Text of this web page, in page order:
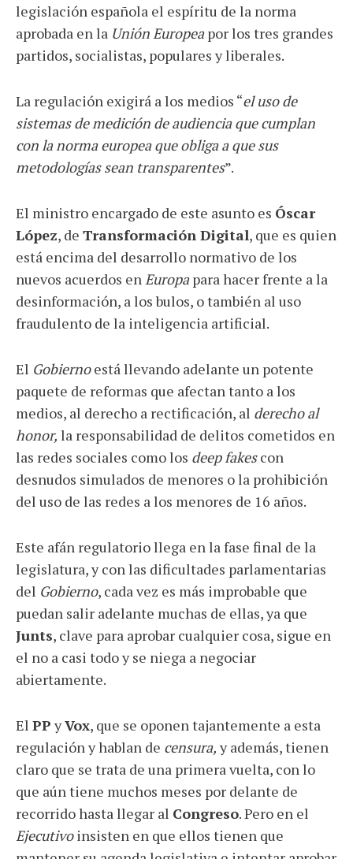
legislación española el espíritu de la norma
aprobada en la Unión Europeapor los tres grandes
partidos, socialistas, populares y liberales.
La regulación exigirá a los medios “el uso de
sistemas de medición de audiencia que cumplan
con la norma europea que obliga a que sus
metodologías sean transparentes”.
El ministro encargado de este asunto es Óscar
López, de Transformación Digital, que es quien
está encima del desarrollo normativo de los
nuevos acuerdos en Europapara hacer frente a la
desinformación, a los bulos, o también al uso
fraudulento de la inteligencia artificial.
El Gobiernoestá llevando adelante un potente
paquete de reformas que afectan tanto a los
medios, al derecho a rectificación, al derecho al
honor, la responsabilidad de delitos cometidos en
las redes sociales como los deep fakescon
desnudos simulados de menores o la prohibición
del uso de las redes a los menores de 16 años.
Este afán regulatorio llega en la fase final de la
legislatura, y con las dificultades parlamentarias
del Gobierno, cada vez es más improbable que
puedan salir adelante muchas de ellas, ya que
Junts, clave para aprobar cualquier cosa, sigue en
el no a casi todo y se niega a negociar
abiertamente.
El PP yVox, que se oponen tajantemente a esta
regulación y hablan de censura, y además, tienen
claro que se trata de una primera vuelta, con lo
que aún tiene muchos meses por delante de
recorrido hasta llegar al Congreso. Pero en el
Ejecutivoinsisten en que ellos tienen que